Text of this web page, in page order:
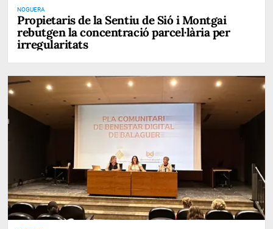
NOGUERA
Propietaris de la Sentiu de Sió i Montgai
rebutgen la concentració parcel·lària per
irregularitats